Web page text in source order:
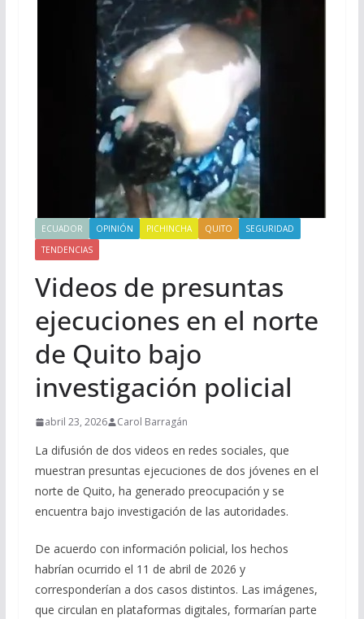
ECUADOR OPINIÓN PICHINCHA QUITO
SEGURIDAD
TENDENCIAS
Videos de presuntas
ejecuciones en el norte
de Quito bajo
investigación policial
abril 23, 2026 Carol Barragán
La difusión de dos videos en redes sociales, que
muestran presuntas ejecuciones de dos jóvenes en el
norte de Quito, ha generado preocupación y se
encuentra bajo investigación de las autoridades.
De acuerdo con información policial, los hechos
habrían ocurrido el 11 de abril de 2026 y
corresponderían a dos casos distintos. Las imágenes,
que circulan en plataformas digitales, formarían parte